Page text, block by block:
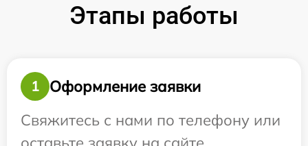
Этапы работы
1
Оформление заявки
Свяжитесь с нами по телефону или